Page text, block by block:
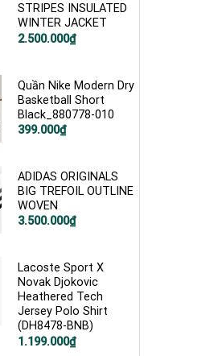
STRIPES INSULATED
WINTER JACKET
Giá
2.500.000₫
Giá
2.500.000₫.
Quần Nike Modern Dry
Basketball Short
Black_880778-010
Giá
399.000₫
Giá
399.000₫.
ADIDAS ORIGINALS
BIG TREFOIL OUTLINE
WOVEN
Giá
3.500.000₫
Giá
3.500.000₫.
Lacoste Sport X
Novak Djokovic
Heathered Tech
Jersey Polo Shirt
(DH8478-BNB)
Giá
1.199.000₫
Giá